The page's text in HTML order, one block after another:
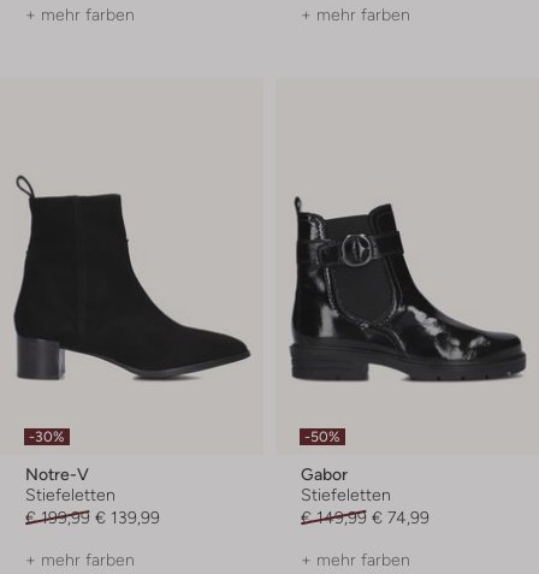
+ mehr farben + mehr farben
-30%
Notre-V
Stiefeletten
€ 199,99 € 139,99
+ mehr farben
-50%
Gabor
Stiefeletten
€ 149,99 € 74,99
+ mehr farben